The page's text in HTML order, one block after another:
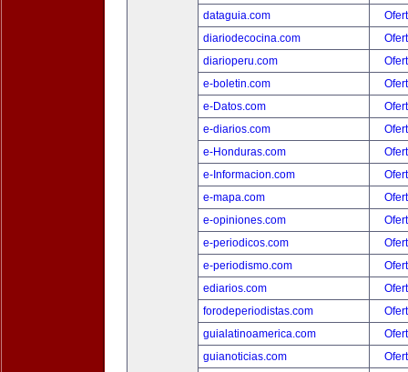
dataguia.com
diariodecocina.com
diarioperu.com
e-boletin.com
e-Datos.com
e-diarios.com
e-Honduras.com
e-Informacion.com
e-mapa.com
e-opiniones.com
e-periodicos.com
e-periodismo.com
ediarios.com
forodeperiodistas.com
guialatinoamerica.com
guianoticias.com